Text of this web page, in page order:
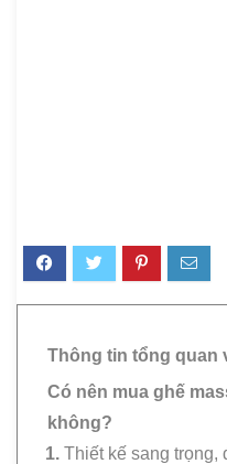
Thông tin tổng quan
Có nên mua ghế
không?
Thiết kế sang trọng,